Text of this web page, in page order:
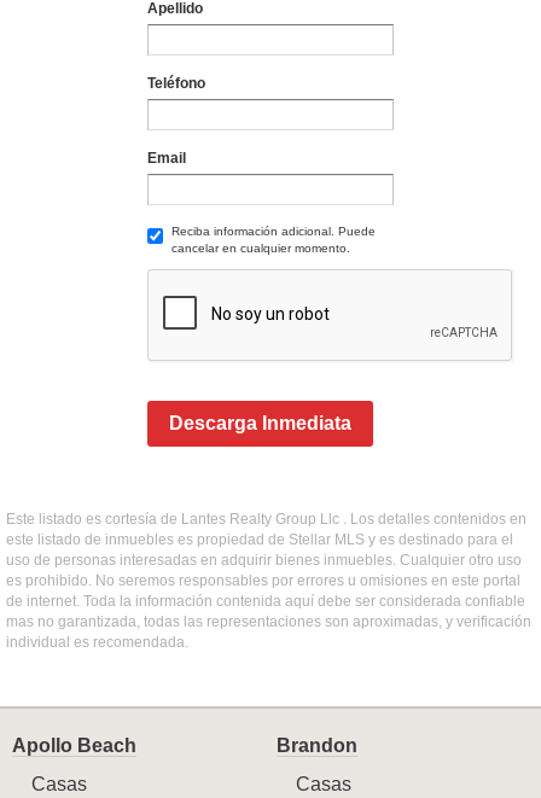
Apellido
Teléfono
Email
Reciba información adicional. Puede
cancelar en cualquier momento.
Descarga Inmediata
Este listado es cortesía de Lantes Realty Group Llc . Los detalles contenidos en
este listado de inmuebles es propiedad de Stellar MLS y es destinado para el
uso de personas interesadas en adquirir bienes inmuebles. Cualquier otro uso
es prohibido. No seremos responsables por errores u omisiones en este portal
de internet. Toda la información contenida aquí debe ser considerada confiable
mas no garantizada, todas las representaciones son aproximadas, y verificación
individual es recomendada.
Apollo Beach
Casas
Brandon
Casas